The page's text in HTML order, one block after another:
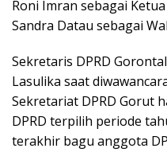
Roni Imran sebagai
Sandra Datau sebagai
Sekretaris DPRD
Lasulika saat
Sekretariat DPRD Gorut
DPRD terpilih periode
terakhir bagu anggota